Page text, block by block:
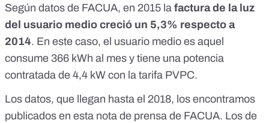
Según datos de FACUA, en 2015 la factura de la luz
del usuario medio creció un 5,3% respecto a
2014. En este caso, el usuario medio es aquel
consume 366 kWh al mes y tiene una potencia
contratada de 4,4 kW con la tarifa PVPC.
Los datos, que llegan hasta el 2018, los encontramos
publicados en esta nota de prensa de FACUA. Los de